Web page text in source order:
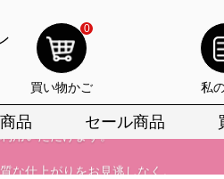
0
買い物かご 私
品 セール商品
な仕上がりをお見逃しなく。
してお選びいただけます。
用いただけます。